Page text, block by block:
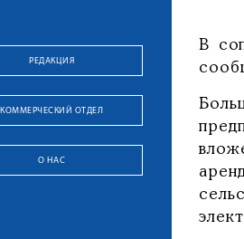
РЕДАКЦИЯ
КОММЕРЧЕСКИЙ ОТДЕЛ
О НАС
В